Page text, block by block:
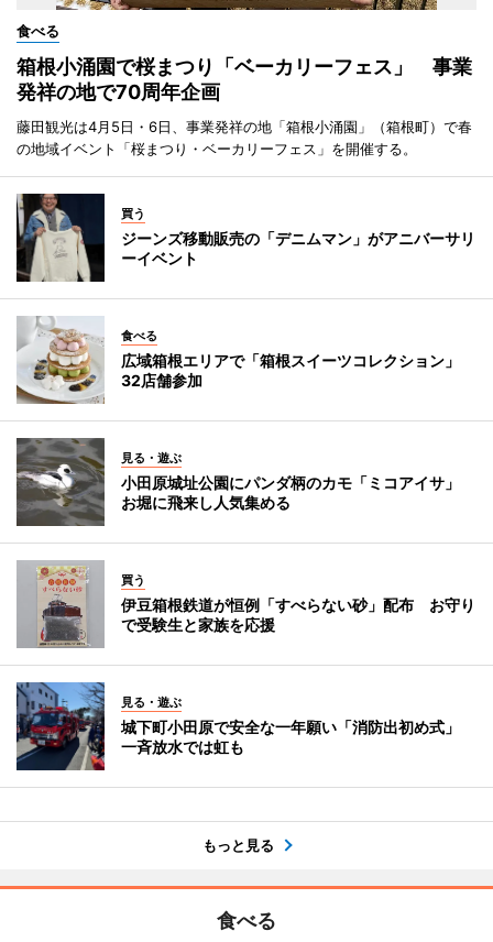
食べる
箱根小涌園で桜まつり「ベーカリーフェス」 事業
発祥の地で70周年企画
藤田観光は4月5日・6日、事業発祥の地「箱根小涌園」（箱根町）で春
の地域イベント「桜まつり・ベーカリーフェス」を開催する。
買う
ジーンズ移動販売の「デニムマン」がアニバーサリ
ーイベント
食べる
広域箱根エリアで「箱根スイーツコレクション」
32店舗参加
見る・遊ぶ
小田原城址公園にパンダ柄のカモ「ミコアイサ」
お堀に飛来し人気集める
買う
伊豆箱根鉄道が恒例「すべらない砂」配布 お守り
で受験生と家族を応援
見る・遊ぶ
城下町小田原で安全な一年願い「消防出初め式」
一斉放水では虹も
もっと見る
食べる